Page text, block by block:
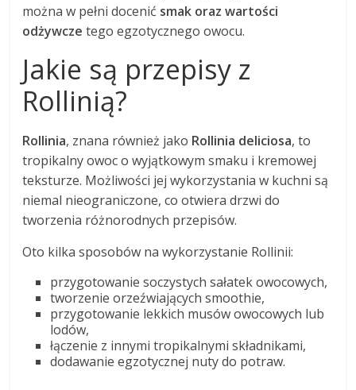
można w pełni docenić smak oraz wartości
odżywcze tego egzotycznego owocu.
Jakie są przepisy z
Rollinią?
Rollinia, znana również jako Rollinia deliciosa, to
tropikalny owoc o wyjątkowym smaku i kremowej
teksturze. Możliwości jej wykorzystania w kuchni są
niemal nieograniczone, co otwiera drzwi do
tworzenia różnorodnych przepisów.
Oto kilka sposobów na wykorzystanie Rollinii:
przygotowanie soczystych sałatek owocowych,
tworzenie orzeźwiających smoothie,
przygotowanie lekkich musów owocowych lub
lodów,
łączenie z innymi tropikalnymi składnikami,
dodawanie egzotycznej nuty do potraw.